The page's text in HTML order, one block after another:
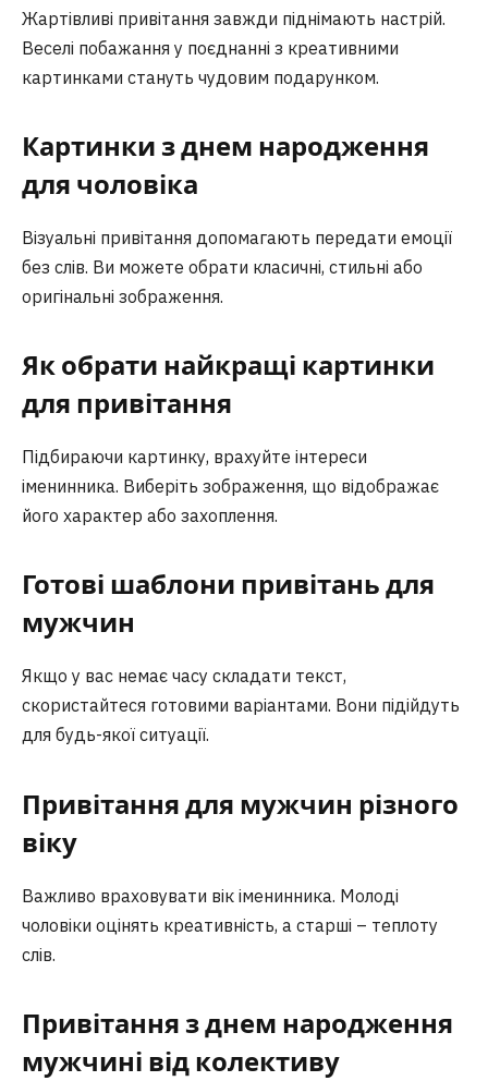
Жартівливі привітання завжди піднімають настрій.
Веселі побажання у поєднанні з креативними
картинками стануть чудовим подарунком.
Картинки з днем народження
для чоловіка
Візуальні привітання допомагають передати емоції
без слів. Ви можете обрати класичні, стильні або
оригінальні зображення.
Як обрати найкращі картинки
для привітання
Підбираючи картинку, врахуйте інтереси
іменинника. Виберіть зображення, що відображає
його характер або захоплення.
Готові шаблони привітань для
мужчин
Якщо у вас немає часу складати текст,
скористайтеся готовими варіантами. Вони підійдуть
для будь-якої ситуації.
Привітання для мужчин різного
віку
Важливо враховувати вік іменинника. Молоді
чоловіки оцінять креативність, а старші – теплоту
слів.
Привітання з днем народження
мужчині від колективу